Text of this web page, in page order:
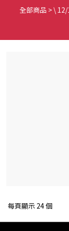
全部商品 >\ 12/
每頁顯示 24 個